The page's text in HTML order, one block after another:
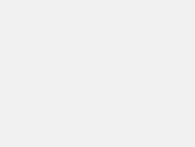
не жалея себя. Мы
серьезному и